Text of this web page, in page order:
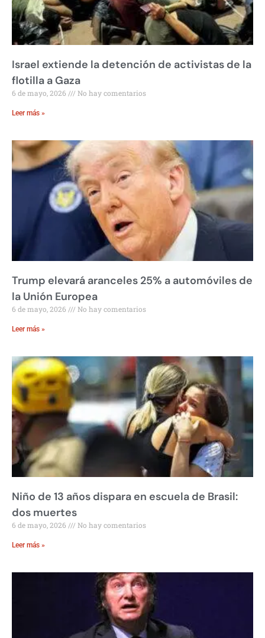
Israel extiende la detención de activistas de la
flotilla a Gaza
6 de mayo, 2026 No hay comentarios
Leer más »
Trump elevará aranceles 25% a automóviles de
la Unión Europea
6 de mayo, 2026 No hay comentarios
Leer más »
Niño de 13 años dispara en escuela de Brasil:
dos muertes
6 de mayo, 2026 No hay comentarios
Leer más »